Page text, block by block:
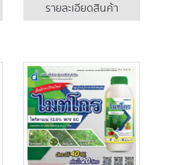
รายละเอียดสินค้า